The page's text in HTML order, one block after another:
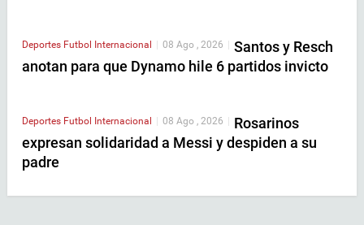
Deportes Futbol Internacional | 08 Ago , 2026 | Santos y Resch
anotan para que Dynamo hile 6 partidos invicto
Deportes Futbol Internacional 08 Ago , 2026
Rosarinos
expresan solidaridad a Messi y despiden a su
padre